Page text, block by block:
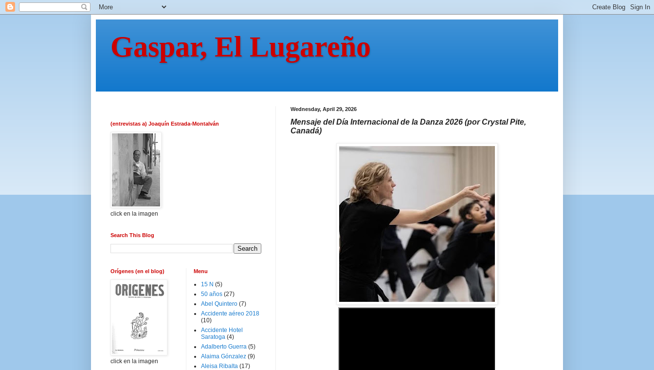
Gaspar, El Lugareño
Wednesday, April 29, 2026
Mensaje del Día Internacional de la Danza 2026 (por Crystal Pite,
Canadá)
(entrevistas a) Joaquín Estrada-Montalván
click en la imagen
Search This Blog
Orígenes (en el blog)
click en la imagen
Menu
15 N (5)
50 años (27)
Abel Quintero (7)
Accidente aéreo 2018
(10)
Accidente Hotel
Saratoga (4)
Adalberto Guerra (5)
Alaima Gónzalez (9)
Aleisa Ribalta (17)